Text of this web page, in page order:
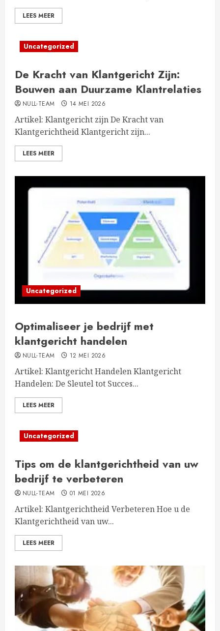
LEES MEER
Uncategorized
De Kracht van Klantgericht Zijn:
Bouwen aan Duurzame Klantrelaties
NULL-TEAM 14 MEI 2026
Artikel: Klantgericht zijn De Kracht van
Klantgerichtheid Klantgericht zijn...
LEES MEER
Uncategorized
Optimaliseer je bedrijf met
klantgericht handelen
NULL-TEAM 12 MEI 2026
Artikel: Klantgericht Handelen Klantgericht
Handelen: De Sleutel tot Succes...
LEES MEER
Uncategorized
Tips om de klantgerichtheid van uw
bedrijf te verbeteren
NULL-TEAM 01 MEI 2026
Artikel: Klantgerichtheid Verbeteren Hoe u de
Klantgerichtheid van uw...
LEES MEER